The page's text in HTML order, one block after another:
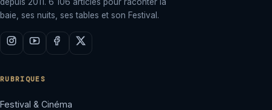
baie, ses nuits, ses tables et son Festival.
RUBRIQUES
Festival & Cinéma